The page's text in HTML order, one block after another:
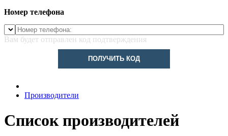
Номер телефона
Вам будет отправлен код подтверждения
ПОЛУЧИТЬ КОД
Производители
Список производителей